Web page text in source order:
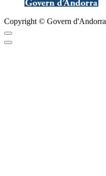
Copyright © Govern d'Andorra